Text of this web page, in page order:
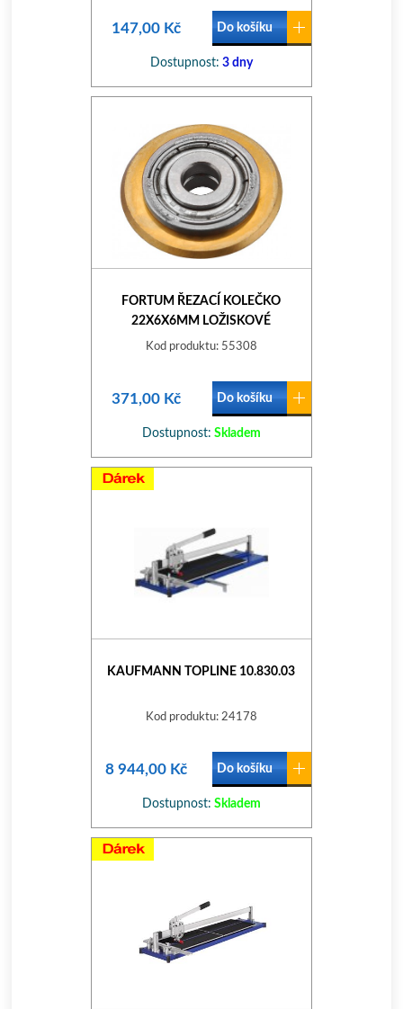
147,00 Kč Do košíku
Dostupnost: 3 dny
FORTUM ŘEZACÍ KOLEČKO
22X6X6MM LOŽISKOVÉ
Kod produktu: 55308
371,00 Kč Do košíku
Dostupnost: Skladem
KAUFMANN TOPLINE 10.830.03
Kod produktu: 24178
8 944,00 Kč Do košíku
Dostupnost: Skladem